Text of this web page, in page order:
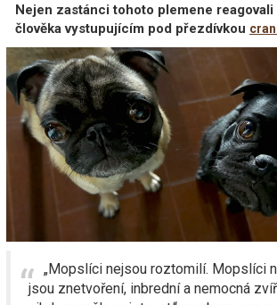
Nejen zastánci tohoto plemene reagovali
člověka vystupujícím pod přezdívkou
„Mopslíci nejsou roztomilí. Mopslíci
jsou znetvoření, inbrední a nemocná